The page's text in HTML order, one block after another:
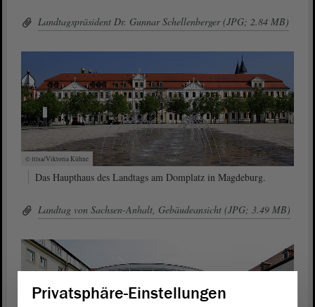
Landtagspräsident Dr. Gunnar Schellenberger (JPG; 2.84 MB)
© ltlsa/Viktoria Kühne
Das Haupthaus des Landtags am Domplatz in Magdeburg.
Landtag von Sachsen-Anhalt, Gebäudeansicht (JPG; 3.49 MB)
Privatsphäre-Einstellungen